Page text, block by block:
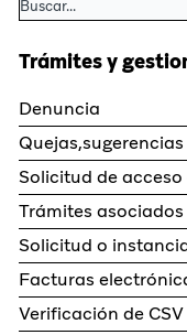
Trámites y
Denuncia
Solicitud de
Trámites asociados
Solicitud o
Facturas
Verificación de CSV